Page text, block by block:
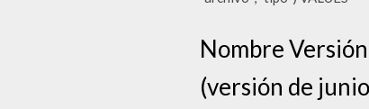
Nombre
(versión de